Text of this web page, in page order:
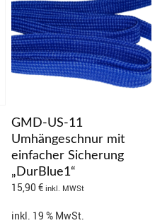
GMD-US-11
Umhängeschnur mit
einfacher Sicherung
„DurBlue1“
15,90€ inkl. MWSt
inkl. 19 % MwSt.